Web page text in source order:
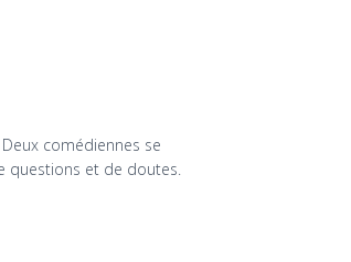
comédiennes se
questions et de doutes.